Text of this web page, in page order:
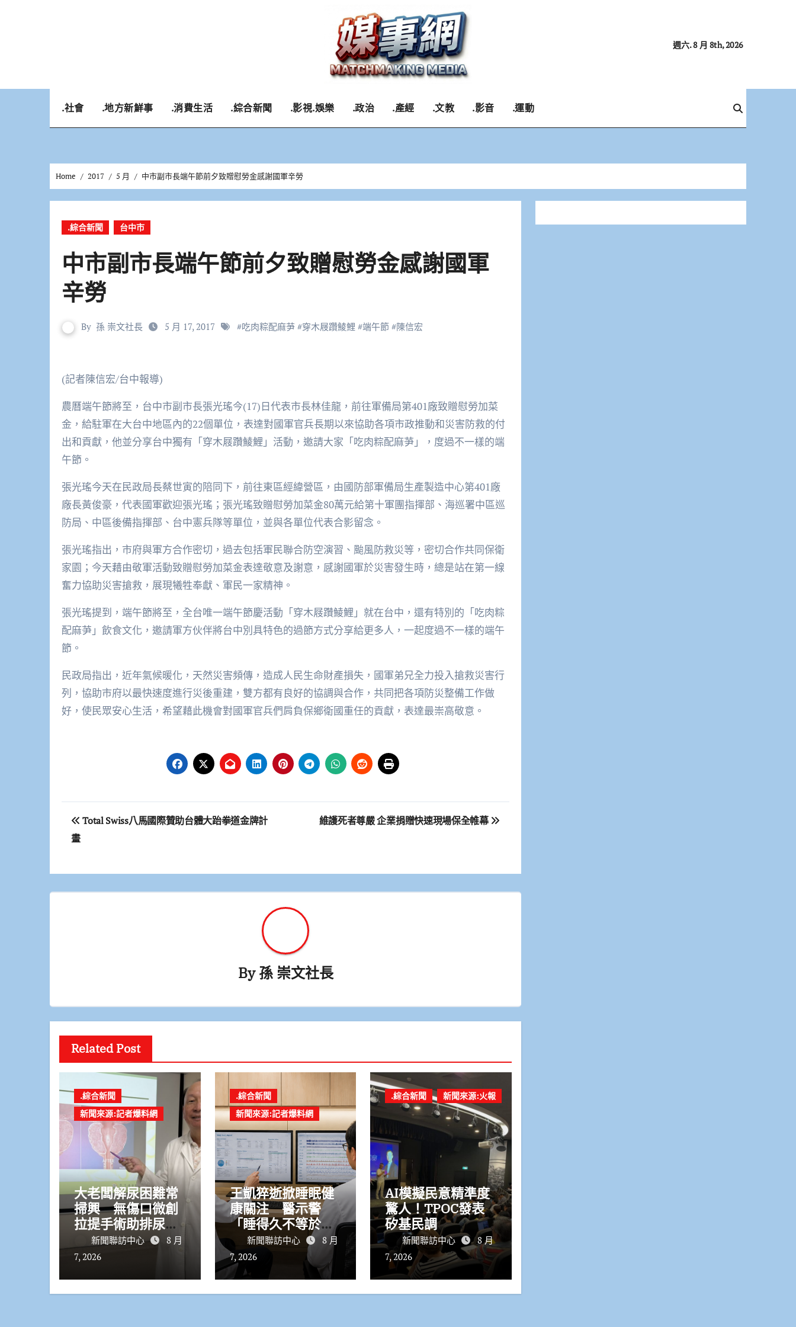
週六. 8 月 8th, 2026
.社會 .地方新鮮事 .消費生活 .綜合新聞 .影視.娛樂 .政治 .產經 .文教 .影音 .運動
Home 2017 5 月 中市副市長端午節前夕致贈慰勞金感謝國軍辛勞
.綜合新聞 台中市
中市副市長端午節前夕致贈慰勞金感謝國軍
辛勞
By 孫 崇文社長 5 月 17, 2017 #吃肉粽配麻芛 #穿木屐躦鯪鯉 #端午節 #陳信宏
(記者陳信宏/台中報導)
農曆端午節將至，台中市副市長張光瑤今(17)日代表市長林佳龍，前往軍備局第401廠致贈慰勞加菜
金，給駐軍在大台中地區內的22個單位，表達對國軍官兵長期以來協助各項市政推動和災害防救的付
出和貢獻，他並分享台中獨有「穿木屐躦鯪鯉」活動，邀請大家「吃肉粽配麻芛」，度過不一樣的端
午節。
張光瑤今天在民政局長蔡世寅的陪同下，前往東區經緯營區，由國防部軍備局生產製造中心第401廠
廠長黃俊豪，代表國軍歡迎張光瑤；張光瑤致贈慰勞加菜金80萬元給第十軍團指揮部、海巡署中區巡
防局、中區後備指揮部、台中憲兵隊等單位，並與各單位代表合影留念。
張光瑤指出，市府與軍方合作密切，過去包括軍民聯合防空演習、颱風防救災等，密切合作共同保衛
家園；今天藉由敬軍活動致贈慰勞加菜金表達敬意及謝意，感謝國軍於災害發生時，總是站在第一線
奮力協助災害搶救，展現犧牲奉獻、軍民一家精神。
張光瑤提到，端午節將至，全台唯一端午節慶活動「穿木屐躦鯪鯉」就在台中，還有特別的「吃肉粽
配麻芛」飲食文化，邀請軍方伙伴將台中別具特色的過節方式分享給更多人，一起度過不一樣的端午
節。
民政局指出，近年氣候暖化，天然災害頻傳，造成人民生命財產損失，國軍弟兄全力投入搶救災害行
列，協助市府以最快速度進行災後重建，雙方都有良好的協調與合作，共同把各項防災整備工作做
好，使民眾安心生活，希望藉此機會對國軍官兵們肩負保鄉衛國重任的貢獻，表達最崇高敬意。
文
章
覽
Total Swiss八馬國際贊助台體大跆拳道金牌計
畫
維護死者尊嚴 企業捐贈快速現場保全帷幕
By孫 崇文社長
Related Post
.綜合新聞
新聞來源:記者爆料網
大老闆解尿困難常
掃興 無傷口微創
拉提手術助排尿順
暢保雄風
新聞聯訪中心
8 月
7, 2026
.綜合新聞
新聞來源:記者爆料網
王凱猝逝掀睡眠健
康關注 醫示警
「睡得久不等於睡
得好」：打鼾恐是
疾病警訊
新聞聯訪中心
8 月
7, 2026
.綜合新聞 新聞來源:火報
AI模擬民意精準度
驚人！TPOC發表
矽基民調
新聞聯訪中心
8 月
7, 2026